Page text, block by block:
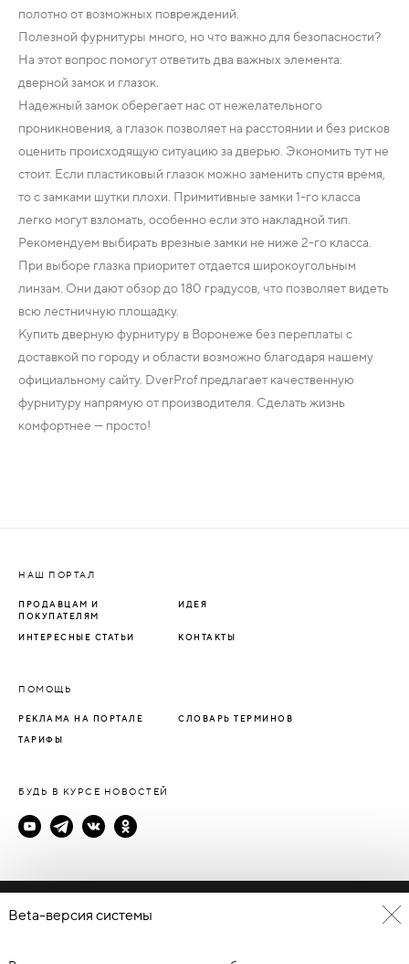
полотно от возможных повреждений.
Полезной фурнитуры много, но что важно для безопасности?
На этот вопрос помогут ответить два важных элемента:
дверной замок и глазок.
Надежный замок оберегает нас от нежелательного
проникновения, а глазок позволяет на расстоянии и без рисков
оценить происходящую ситуацию за дверью. Экономить тут не
стоит. Если пластиковый глазок можно заменить спустя время,
то с замками шутки плохи. Примитивные замки 1-го класса
легко могут взломать, особенно если это накладной тип.
Рекомендуем выбирать врезные замки не ниже 2-го класса.
При выборе глазка приоритет отдается широкоугольным
линзам. Они дают обзор до 180 градусов, что позволяет видеть
всю лестничную площадку.
Купить дверную фурнитуру в Воронеже без переплаты с
доставкой по городу и области возможно благодаря нашему
официальному сайту. DverProf предлагает качественную
фурнитуру напрямую от производителя. Сделать жизнь
комфортнее — просто!
НАШ ПОРТАЛ
ПРОДАВЦАМ И
ПОКУПАТЕЛЯМ
ИДЕЯ
ИНТЕРЕСНЫЕ СТАТЬИ КОНТАКТЫ
ПОМОЩЬ
РЕКЛАМА НА ПОРТАЛЕ СЛОВАРЬ ТЕРМИНОВ
ТАРИФЫ
БУДЬ В КУРСЕ НОВОСТЕЙ
Политика конфиденциальности
Beta-версия системы